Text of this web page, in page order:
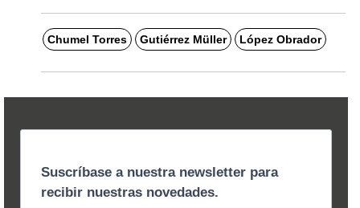
Chumel Torres Gutiérrez Müller López Obrador